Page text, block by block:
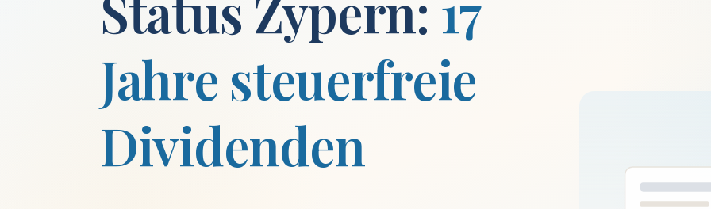
Jahre steuerfreie
Dividenden